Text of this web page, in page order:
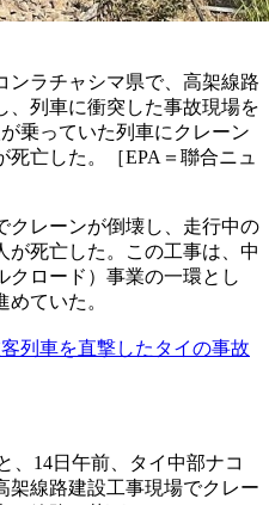
ンラチャシマ県で、高架線路
、列車に衝突した事故現場を
乗っていた列車にクレーン
亡した。［EPA＝聯合ニュ
クレーンが倒壊し、走行中の
が死亡した。この工事は、中
クロード）事業の一環とし
ていた。
列車を直撃したタイの事故
、14日午前、タイ中部ナコ
架線路建設工事現場でクレー